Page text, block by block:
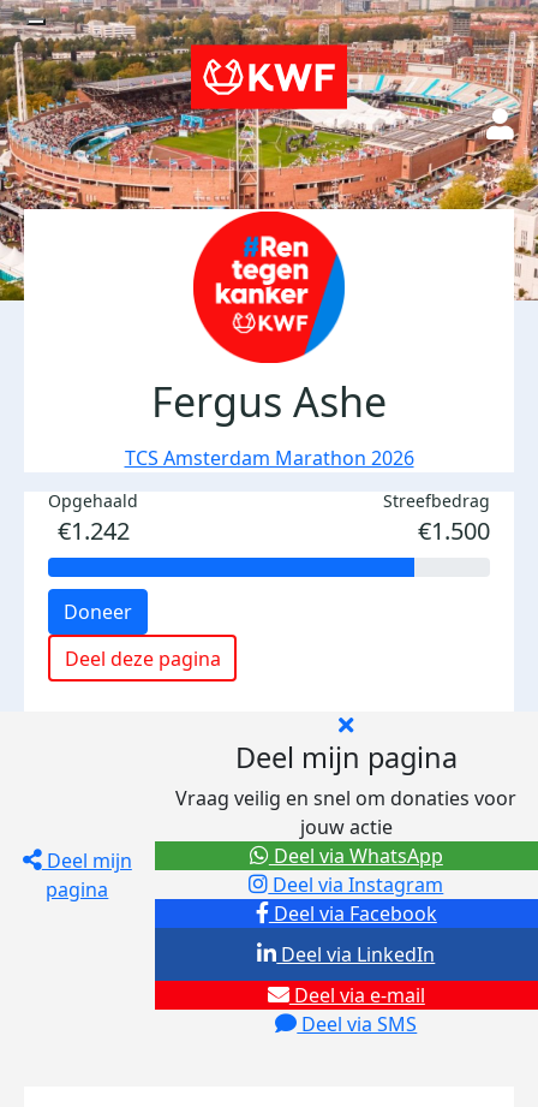
Fergus Ashe
TCS Amsterdam Marathon 2026
Opgehaald
€1.242
Streefbedrag
€1.500
Doneer
Deel deze pagina
Deel mijn
pagina
Deel mijn pagina
Vraag veilig en snel om donaties voor
jouw actie
Deel via Facebook
Deel via Instagram
Deel via e-mail
Deel via SMS
Deel via LinkedIn
Deel via WhatsApp